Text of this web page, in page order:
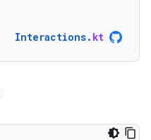
Interactions. kt